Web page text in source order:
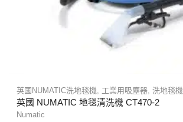
英國NUMATIC洗地毯機, 工業用吸塵器, 洗地毯機
英國 NUMATIC 地毯清洗機 CT470-2
Numatic